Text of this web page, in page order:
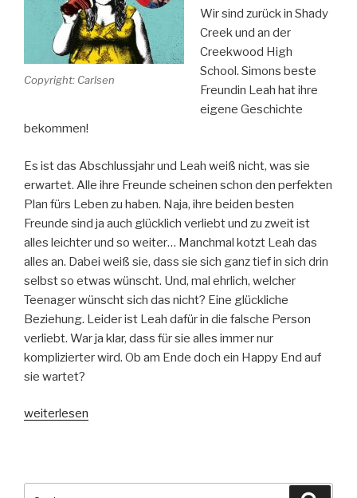
Copyright: Carlsen
Wir sind zurück in Shady
Creek und an der
Creekwood High
School. Simons beste
Freundin Leah hat ihre
eigene Geschichte
bekommen!
Es ist das Abschlussjahr und Leah weiß nicht, was sie
erwartet. Alle ihre Freunde scheinen schon den perfekten
Plan fürs Leben zu haben. Naja, ihre beiden besten
Freunde sind ja auch glücklich verliebt und zu zweit ist
alles leichter und so weiter… Manchmal kotzt Leah das
alles an. Dabei weiß sie, dass sie sich ganz tief in sich drin
selbst so etwas wünscht. Und, mal ehrlich, welcher
Teenager wünscht sich das nicht? Eine glückliche
Beziehung. Leider ist Leah dafür in die falsche Person
verliebt. War ja klar, dass für sie alles immer nur
komplizierter wird. Ob am Ende doch ein Happy End auf
sie wartet?
„Ein
der
weiterlesen